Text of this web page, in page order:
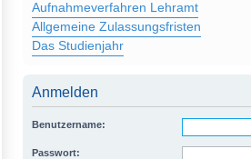
Aufnahmeverfahren Lehramt
Allgemeine Zulassungsfristen
Das Studienjahr
Anmelden
Benutzername:
Passwort: